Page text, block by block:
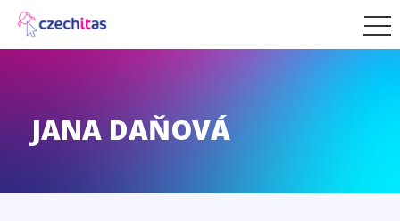
JANA DAŇOVÁ